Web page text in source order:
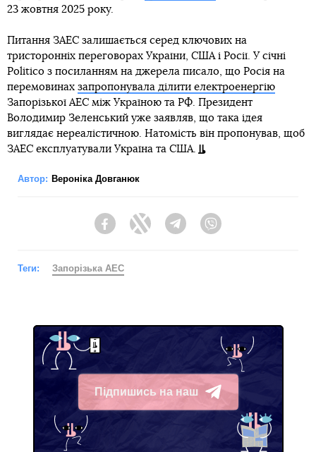
23 жовтня 2025 року.
Питання ЗАЕС залишається серед ключових на
тристоронніх переговорах України, США і Росії. У січні
Politico з посиланням на джерела писало, що Росія на
перемовинах запропонувала ділити електроенергію
Запорізької АЕС між Україною та РФ. Президент
Володимир Зеленський уже заявляв, що така ідея
виглядає нереалістичною. Натомість він пропонував, щоб
ЗАЕС експлуатували Україна та США.
Автор: Вероніка Довганюк
FacebookTwitter Telegram
Теги: Запорізька АЕС
Підпишись на наш
Telegram